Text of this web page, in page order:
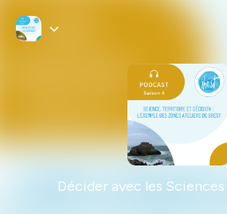
Décider avec les